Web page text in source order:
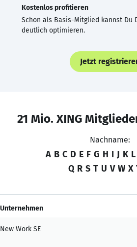
Kostenlos profitieren
Schon als Basis-Mitglied kannst Du
deutlich optimieren.
Jetzt
21 Mio. XING
Nachname:
A B C D E F G H I J K L
Q R S T U V W X
Unternehmen
New Work SE